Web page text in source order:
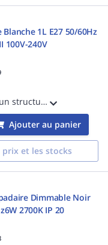
100V-240V
Projecteur avec un structure en Acier et ABS couleur Blanc mat diam.56mm GU10 source non incluse 50/60Hz 8W IP 20 classe I 100V-240V hauteur: 410mmlongueur: 180mm profondeur: 56mm
Ajouter au panier
et les stocks
Noir
2700K IP 20